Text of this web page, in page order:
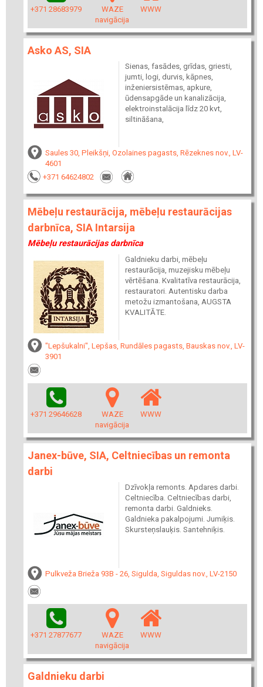
+371 28683979
WAZE
navigācija
WWW
Asko AS, SIA
Sienas, fasādes, grīdas, griesti,
jumti, logi, durvis, kāpnes,
inženiersistēmas, apkure,
ūdensapgāde un kanalizācija,
elektroinstalācija līdz 20 kvt,
siltināšana,
Saules 30, Pleikšņi, Ozolaines pagasts, Rēzeknes nov., LV-
4601
+371 64624802
Mēbeļu restaurācija, mēbeļu restaurācijas
darbnīca, SIA Intarsija
Mēbeļu restaurācijas darbnīca
Galdnieku darbi, mēbeļu
restaurācija, muzejisku mēbeļu
vērtēšana. Kvalitatīva restaurācija,
restauratori. Autentisku darba
metožu izmantošana, AUGSTA
KVALITĀTE.
"Lepšukalni", Lepšas, Rundāles pagasts, Bauskas nov., LV-
3901
+371 29646628
WAZE
navigācija
WWW
Janex-būve, SIA, Celtniecības un remonta
darbi
Dzīvokļa remonts. Apdares darbi.
Celtniecība. Celtniecības darbi,
remonta darbi. Galdnieks.
Galdnieka pakalpojumi. Jumiķis.
Skursteņslauķis. Santehniķis.
Pulkveža Brieža 93B - 26, Sigulda, Siguldas nov., LV-2150
+371 27877677
WAZE
navigācija
WWW
Galdnieku darbi